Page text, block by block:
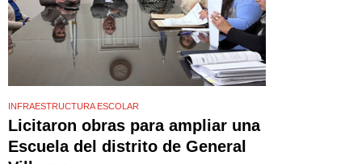
INFRAESTRUCTURA ESCOLAR
Licitaron obras para ampliar una
Escuela del distrito de General